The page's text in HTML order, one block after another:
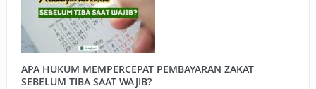
APA HUKUM MEMPERCEPAT PEMBAYARAN ZAKAT
SEBELUM TIBA SAAT WAJIB?